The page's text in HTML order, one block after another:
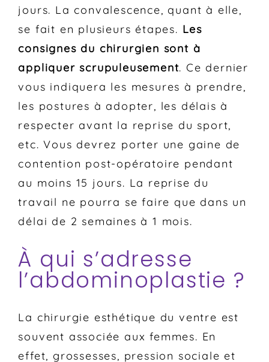
jours. La convalescence, quant à elle,
se fait en plusieurs étapes. Les
consignes du chirurgien sont à
appliquer scrupuleusement. Ce dernier
vous indiquera les mesures à prendre,
les postures à adopter, les délais à
respecter avant la reprise du sport,
etc. Vous devrez porter une gaine de
contention post-opératoire pendant
au moins 15 jours. La reprise du
travail ne pourra se faire que dans un
délai de 2 semaines à 1 mois.
À qui s’adresse
l’abdominoplastie ?
La chirurgie esthétique du ventre est
souvent associée aux femmes. En
effet, grossesses, pression sociale et